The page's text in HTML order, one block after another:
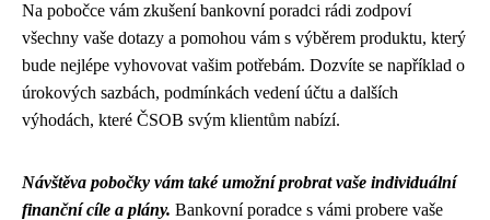
Na pobočce vám zkušení bankovní poradci rádi zodpoví
všechny vaše dotazy a pomohou vám s výběrem produktu, který
bude nejlépe vyhovovat vašim potřebám. Dozvíte se například o
úrokových sazbách, podmínkách vedení účtu a dalších
výhodách, které ČSOB svým klientům nabízí.
Návštěva pobočky vám také umožní probrat vaše individuální
finanční cíle a plány. Bankovní poradce s vámi probere vaše